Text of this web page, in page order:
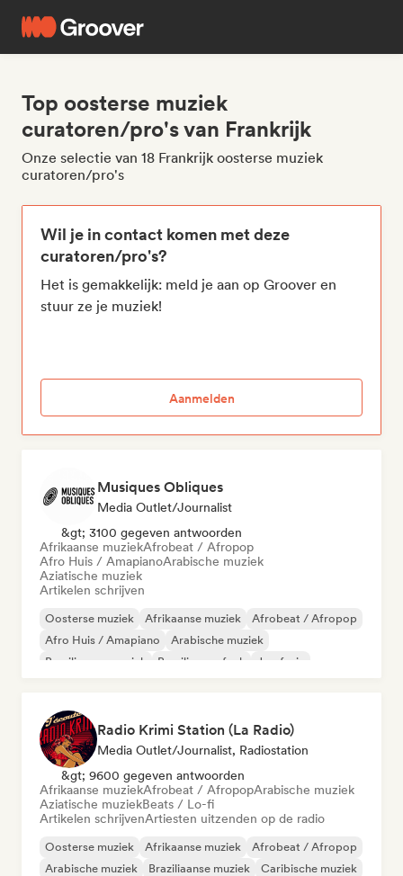
Top oosterse muziek
curatoren/pro's van Frankrijk
Onze selectie van 18 Frankrijk oosterse muziek
curatoren/pro's
Wil je in contact komen met deze
curatoren/pro's?
Het is gemakkelijk: meld je aan op Groover en
stuur ze je muziek!
Aanmelden
Musiques Obliques
Media Outlet/Journalist
&gt; 3100 gegeven antwoorden
Afrikaanse muziekAfrobeat / Afropop
Afro Huis / AmapianoArabische muziek
Aziatische muziek
Artikelen schrijven
Oosterse muziek Afrikaanse muziek
Afrobeat / Afropop
Afro Huis / Amapiano
Arabische muziek
Braziliaanse muziek
Braziliaanse funk Jazzfusie
Radio Krimi Station (La Radio)
Media Outlet/Journalist, Radiostation
&gt; 9600 gegeven antwoorden
Afrikaanse muziekAfrobeat / AfropopArabische muziek
Aziatische muziekBeats / Lo-fi
Artikelen schrijvenArtiesten uitzenden op de radio
Oosterse muziek Afrikaanse muziek
Afrobeat / Afropop
Arabische muziek
Braziliaanse muziek
Caribische muziek